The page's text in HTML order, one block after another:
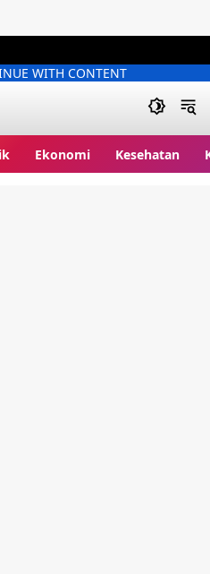
WITH CONTENT
Ekonomi Kesehatan